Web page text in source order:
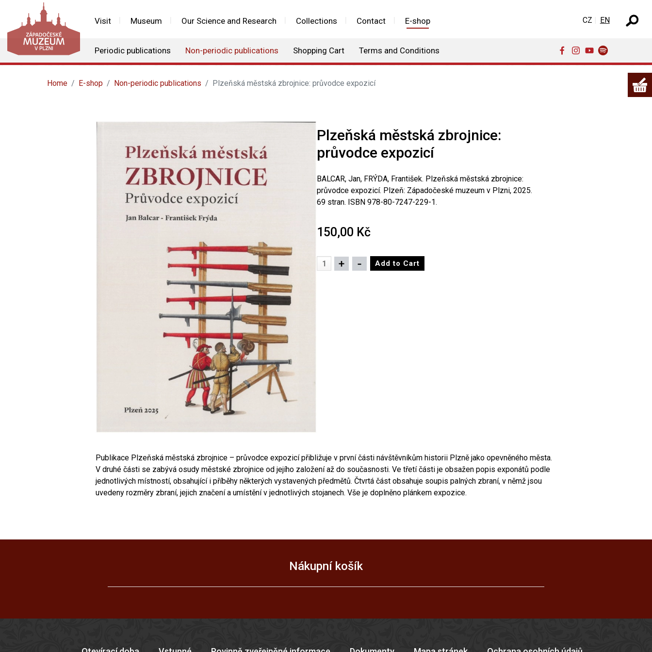
Visit Museum Our Science and Research Collections Contact E-shop
Periodic publications Non-periodic publications Shopping Cart Terms and Conditions
Select your language
CZ EN
Home E-shop Non-periodic publications Plzeňská městská zbrojnice: průvodce expozicí
Plzeňská městská zbrojnice:
průvodce expozicí
BALCAR, Jan, FRÝDA, František. Plzeňská městská zbrojnice:
průvodce expozicí. Plzeň: Západočeské muzeum v Plzni, 2025.
69 stran. ISBN 978-80-7247-229-1.
150,00 Kč
Publikace Plzeňská městská zbrojnice – průvodce expozicí přibližuje v první části návštěvníkům historii Plzně jako opevněného města.
V druhé části se zabývá osudy městské zbrojnice od jejího založení až do současnosti. Ve třetí části je obsažen popis exponátů podle
jednotlivých místností, obsahující i příběhy některých vystavených předmětů. Čtvrtá část obsahuje soupis palných zbraní, v němž jsou
uvedeny rozměry zbraní, jejich značení a umístění v jednotlivých stojanech. Vše je doplněno plánkem expozice.
Nákupní košík